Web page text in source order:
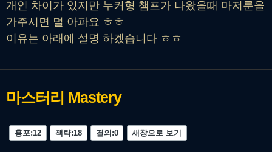
개인 차이가 있지만 누커형 챔프가 나왔을때 마저룬을
가주시면 덜 아파요 ㅎㅎ
이유는 아래에 설명 하겠습니다 ㅎㅎ
마스터리 Mastery
흉포:12 책략:18 결의:0 새창으로 보기